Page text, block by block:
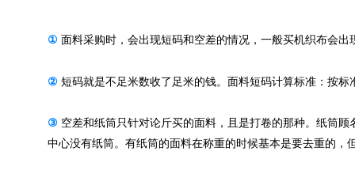
① 面料采购时，会出现短码和空差的情况，一般买机织布会
② 短码就是不足米数收了足米的钱。面料短码计算标准：按
③ 空差和纸筒只针对论斤买的面料，且是打卷的那种。纸筒
中心没有纸筒。有纸筒的面料在称重的时候基本是要去重的，